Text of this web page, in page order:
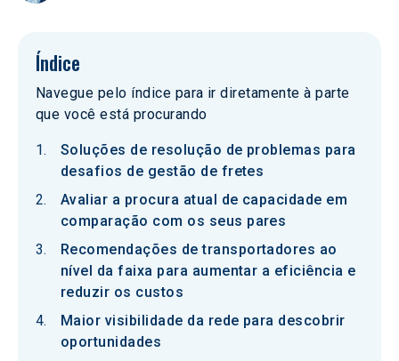
Índice
Navegue pelo índice para ir diretamente à parte
que você está procurando
Soluções de resolução de problemas para
desafios de gestão de fretes
Avaliar a procura atual de capacidade em
comparação com os seus pares
Recomendações de transportadores ao
nível da faixa para aumentar a eficiência e
reduzir os custos
Maior visibilidade da rede para descobrir
oportunidades